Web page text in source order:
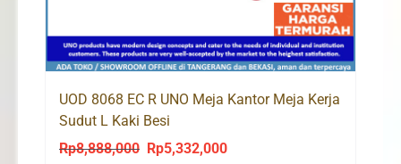
UOD 8068 EC R UNO Meja Kantor Meja Kerja
Sudut L Kaki Besi
Rp8,888,000
Original
Rp5,332,000Current